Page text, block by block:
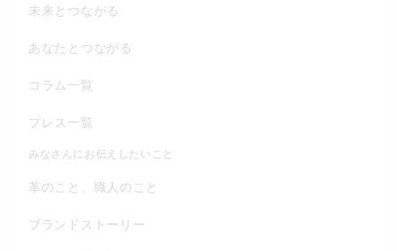
未来とつながる
あなたとつながる
コラム一覧
プレス一覧
みなさんにお伝えしたいこと
革のこと、職人のこと
ブランドストーリー